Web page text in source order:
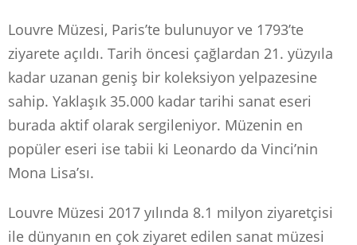
Louvre Müzesi, Paris’te bulunuyor ve 1793’te
ziyarete açıldı. Tarih öncesi çağlardan 21. yüzyıla
kadar uzanan geniş bir koleksiyon yelpazesine
sahip. Yaklaşık 35.000 kadar tarihi sanat eseri
burada aktif olarak sergileniyor. Müzenin en
popüler eseri ise tabii ki Leonardo da Vinci’nin
Mona Lisa’sı.
Louvre Müzesi 2017 yılında 8.1 milyon ziyaretçisi
ile dünyanın en çok ziyaret edilen sanat müzesi